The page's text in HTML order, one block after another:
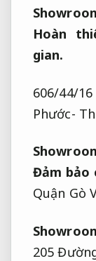
Hoàn
gian.
606/44/
Phước-
Đảm bảo
Quận Gò
205